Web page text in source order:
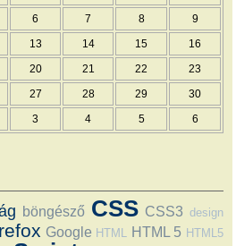
6 7 8 9
13 14 15 16
20 21 22 23
27 28 29 30
3 4 5 6
böngésző CSS CSS3 design
Google HTML HTML 5 HTML5